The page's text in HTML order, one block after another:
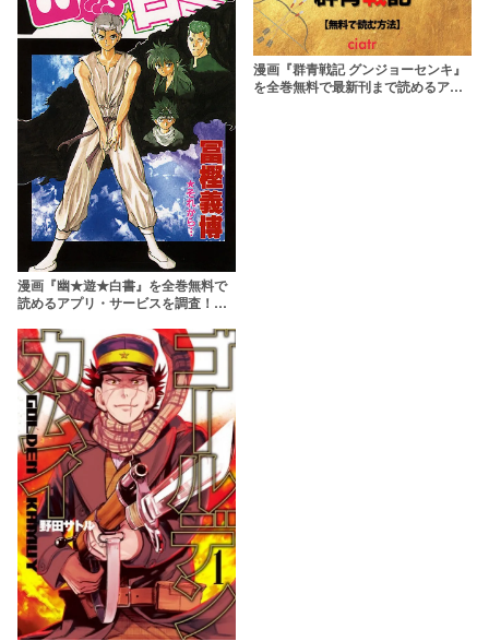
漫画『幽★遊★白書』を全巻無料で
読めるアプリ・サービスを調査！【1
漫画『群青戦記 グンジョーセンキ』
を全巻無料で最新刊まで読めるアプ